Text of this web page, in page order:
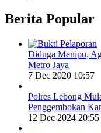
Berita Popular
Diduga Menipu,
Metro Jaya
7 Dec 2020 10:57
Polres Lebong
Penggembokan
12 Dec 2024 20:55